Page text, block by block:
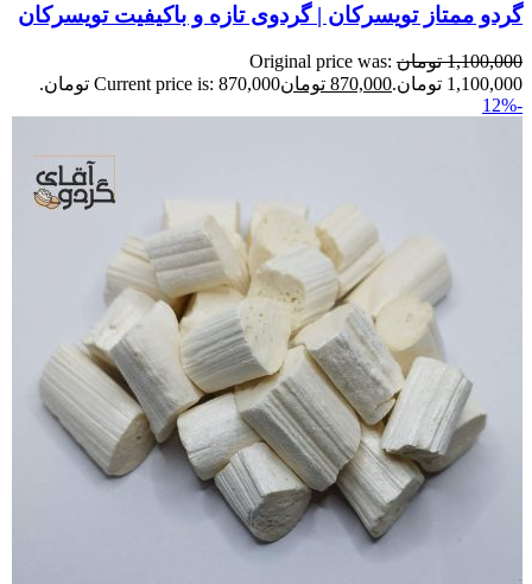
گردو ممتاز تویسرکان | گردوی تازه و باکیفیت تویسرکان
1,100,000 تومان Original price was:
1,100,000 تومان.
870,000 تومانCurrent price is: 870,000 تومان.
-12%